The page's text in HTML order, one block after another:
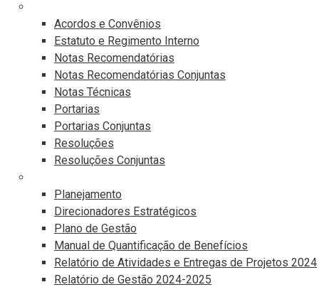
Acordos e Convênios
Estatuto e Regimento Interno
Notas Recomendatórias
Notas Recomendatórias Conjuntas
Notas Técnicas
Portarias
Portarias Conjuntas
Resoluções
Resoluções Conjuntas
Planejamento
Direcionadores Estratégicos
Plano de Gestão
Manual de Quantificação de Benefícios
Relatório de Atividades e Entregas de Projetos 2024
Relatório de Gestão 2024-2025